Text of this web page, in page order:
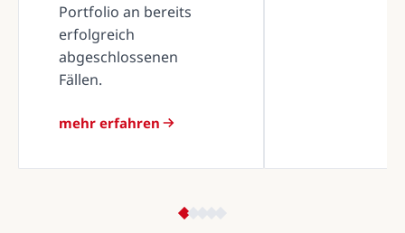
Portfolio an bereits
erfolgreich
abgeschlossenen
Fällen.
mehr erfahren